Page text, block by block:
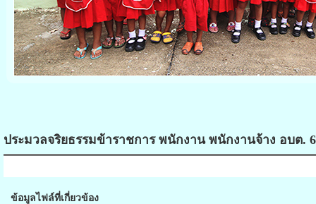
ประมวลจริยธรรมข้าราชการ พนักงาน พนักงานจ้าง อบต.
ข้อมูลไฟล์ที่เกี่ยวข้อง